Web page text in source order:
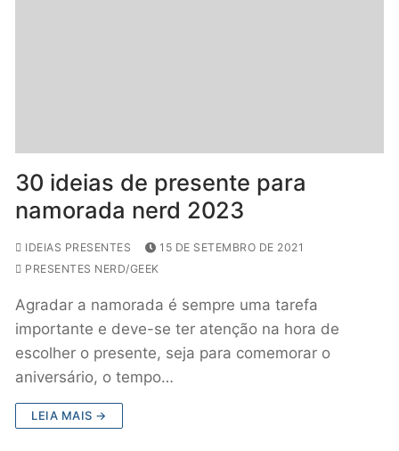
30 ideias de presente para
namorada nerd 2023
IDEIAS PRESENTES
15 DE SETEMBRO DE 2021
PRESENTES NERD/GEEK
Agradar a namorada é sempre uma tarefa
importante e deve-se ter atenção na hora de
escolher o presente, seja para comemorar o
aniversário, o tempo…
LEIA MAIS →